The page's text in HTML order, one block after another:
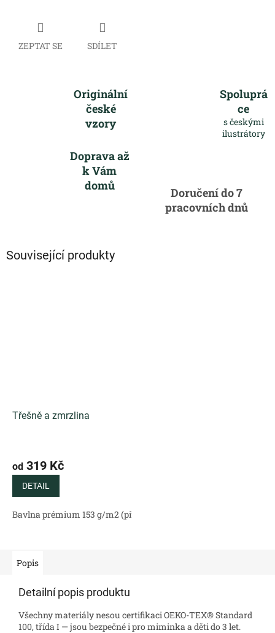
ZEPTAT SE SDÍLET
Originální
české
vzory
Spoluprá
ce
s českými
ilustrátory
Doprava až
k Vám
domů
Doručení do 7
pracovních dnů
Související produkty
Třešně a zmrzlina
od 319 Kč
DETAIL
Bavlna prémium 153 g/m2 (přírodní)
Popis
Detailní popis produktu
Všechny materiály nesou certifikaci OEKO-TEX® Standard
100, třída I — jsou bezpečné i pro miminka a děti do 3 let.